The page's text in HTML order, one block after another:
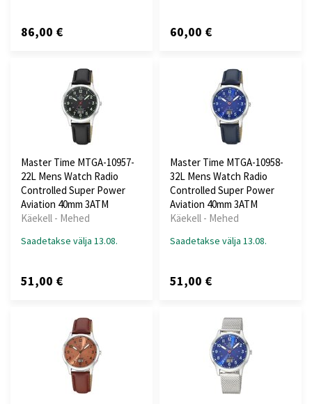
86,00 € 60,00 €
Master Time MTGA-10957-
22L Mens Watch Radio
Controlled Super Power
Aviation 40mm 3ATM
Käekell - Mehed
Saadetakse välja 13.08.
51,00 €
Master Time MTGA-10958-
32L Mens Watch Radio
Controlled Super Power
Aviation 40mm 3ATM
Käekell - Mehed
Saadetakse välja 13.08.
51,00 €